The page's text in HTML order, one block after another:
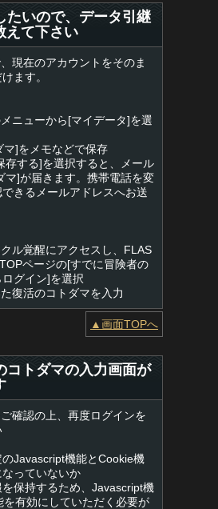
たいので、データ引継
えて下さい
現在のアカウントをそのま
ます。
ニューから[マイデータ]を選
マ]をメモなどで保存
する]を選択すると、メール
マ]が届きます。携帯電話を変
きるメールアドレスへお送
ル覚醒にアクセスし、FLAS
ページの[すでに冒険者の
グイン]を選択
復活のコトダマを入力
▲画面TOPへ
コトダマの入力画面が
確認の上、再度ログインを
のJavascript機能とCookie機
っていないか
保持するため、Javascript機
を有効にしていただく必要が